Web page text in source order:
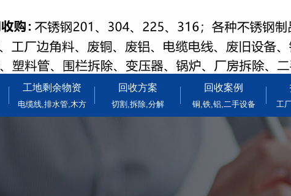
工地剩余物资
电缆线,排水管,木方
回收方案
切割,拆除,分解
回收案例
铜,铁,铝,二手设备 工